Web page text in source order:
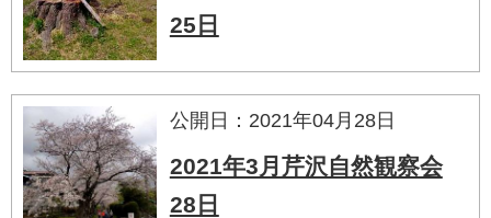
25日
公開日：2021年04月28日
2021年3月芹沢自然観察会
28日